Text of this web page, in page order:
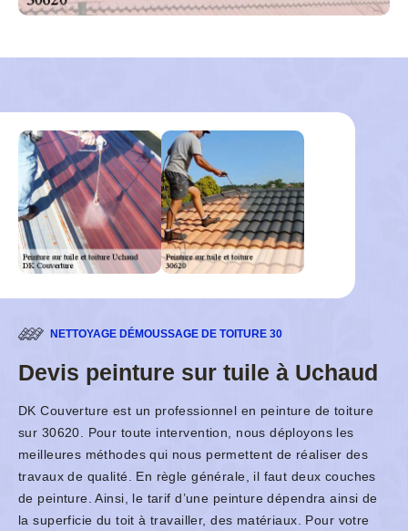
NETTOYAGE DÉMOUSSAGE DE TOITURE 30
Devis peinture sur tuile à Uchaud
DK Couverture est un professionnel en peinture de toiture
sur 30620. Pour toute intervention, nous déployons les
meilleures méthodes qui nous permettent de réaliser des
travaux de qualité. En règle générale, il faut deux couches
de peinture. Ainsi, le tarif d’une peinture dépendra ainsi de
la superficie du toit à travailler, des matériaux. Pour votre